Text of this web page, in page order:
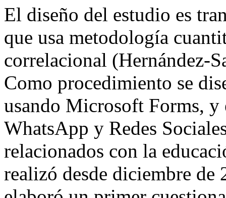
El diseño del estudio es
que usa metodología
correlacional (Hernández-
Como procedimiento se
usando Microsoft Forms,
WhatsApp y Redes
relacionados con la
realizó desde diciembre de